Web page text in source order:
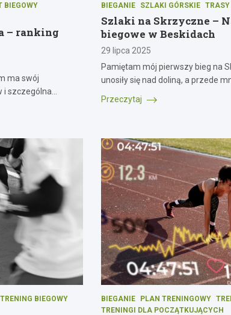
BIEGOWY
– ranking
ma swój
szczególna…
BIEGANIE SZLAKI GÓRSKIE TRASY
Szlaki na Skrzyczne –
biegowe w Beskidach
29 lipca 2025
Pamiętam mój pierwszy bieg na
unosiły się nad doliną, a przede
Przeczytaj
TRENING BIEGOWY
BIEGANIE PLAN TRENINGOWY
TRENINGI DLA POCZĄTKUJĄCYCH